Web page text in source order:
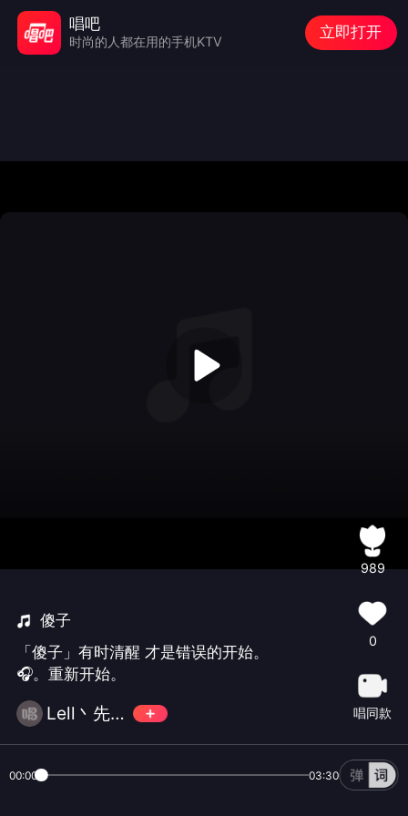
傻子
「傻子」有时清醒 才是错误的开始。
🎧。重新开始。
Lell丶先森🚬
989
0
唱同款
00:00 03:30
唱吧
时尚的人都在用的手机KTV
立即打开